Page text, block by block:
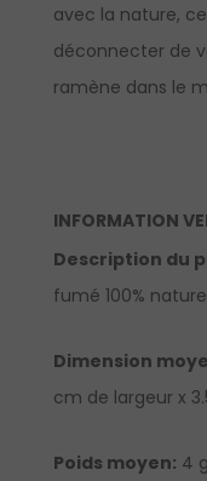
avec la nature,
déconnecter de
ramène dans le
INFORMATION
Description du
fumé 100%
Dimension
cm de largeur x
Poids moyen: 4